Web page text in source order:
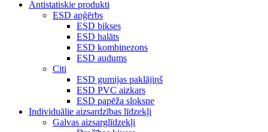
Antistatiskie produkti
ESD apģērbs
ESD bikses
ESD halāts
ESD kombinezons
ESD audums
Citi
ESD gumijas paklājiņš
ESD PVC aizkars
ESD papēža sloksne
Individuālie aizsardzības līdzekļi
Galvas aizsarglīdzekļi